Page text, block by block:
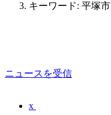
キーワード: 平塚市
ニュースを受信
x